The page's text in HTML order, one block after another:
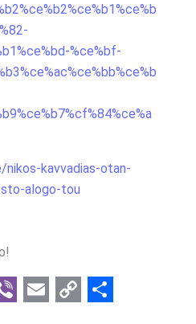
%ce%bf-
kavvadias-otan-
alogo-tou